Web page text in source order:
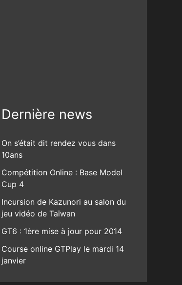
Dernière news
On s’était dit rendez vous dans
10ans
Compétition Online : Base Model
Cup 4
Incursion de Kazunori au salon du
jeu vidéo de Taïwan
GT6 : 1ère mise à jour pour 2014
Course online GTPlay le mardi 14
janvier